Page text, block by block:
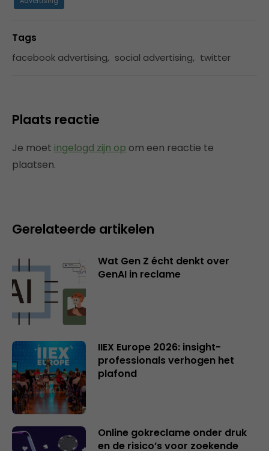
Tags
facebook advertising, social advertising, twitter
Plaats reactie
Je moet ingelogd zijn op om een reactie te
plaatsen.
Gerelateerde artikelen
Wat Gen Z écht denkt over
GenAI in reclame
IIEX Europe 2026: insight-
professionals verhogen het
plafond
Online gokreclame onder druk
en de risico’s voor zoekende